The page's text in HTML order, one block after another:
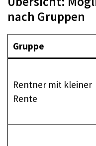
nach Gruppen
Gruppe
Rentner mit kleiner
Rente